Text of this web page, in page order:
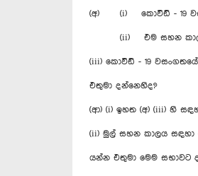
(අ) (i) කොවිඩ් - 19
(ii) එම සහන කාලය
(iii) කොවිඩ් - 19
එතුමා දන්නෙහිද?
(ආ) (i) ඉහත (අ) (iii) හි
(ii) මුල් සහන කාලය
යන්න එතුමා මෙම සභාවට